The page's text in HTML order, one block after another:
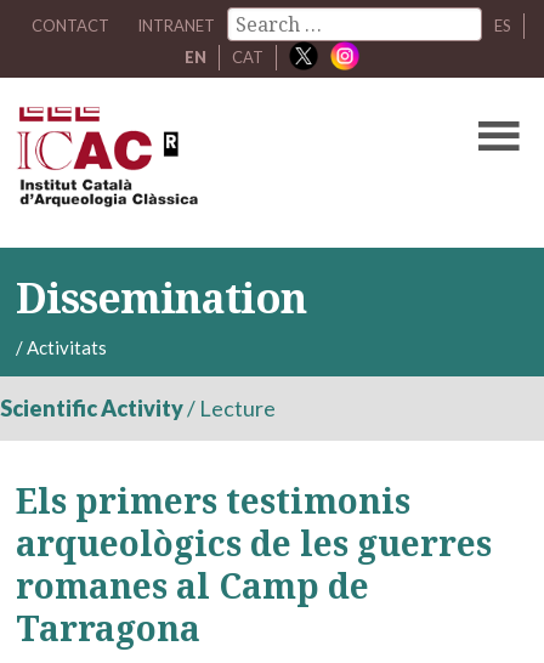
CONTACT INTRANET
ES
EN
CAT
Dissemination
/Activitats
Scientific Activity/ Lecture
Els primers testimonis
arqueològics de les guerres
romanes al Camp de
Tarragona